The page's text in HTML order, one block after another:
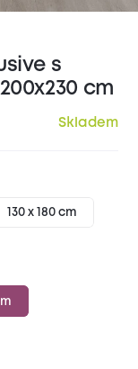
s
cm
Skladem
130 x 180 cm